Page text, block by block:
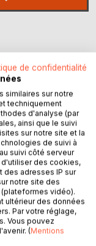
?
et
le temps d'écrire
de votre roman,
de confidentialité
similaires sur notre
techniquement
d'analyse (par
ainsi que le suivi
sur notre site et la
de suivi à
suivi côté serveur
des cookies,
des adresses IP sur
notre site des
vidéo).
ultérieur des données
Par votre réglage,
Vous pouvez
(Mentions